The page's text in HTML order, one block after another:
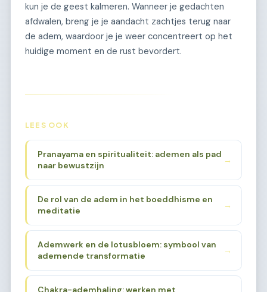
kun je de geest kalmeren. Wanneer je gedachten
afdwalen, breng je je aandacht zachtjes terug naar
de adem, waardoor je je weer concentreert op het
huidige moment en de rust bevordert.
LEES OOK
Pranayama en spiritualiteit: ademen als pad
naar bewustzijn
→
De rol van de adem in het boeddhisme en
meditatie
→
Ademwerk en de lotusbloem: symbool van
ademende transformatie
→
Chakra-ademhaling: werken met